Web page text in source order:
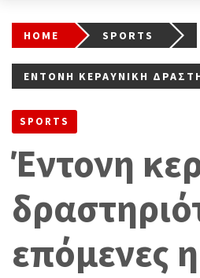
HOME SPORTS
ΈΝΤΟΝΗ ΚΕΡΑΥΝΙΚΉ
SPORTS
Έντονη
επόμενες